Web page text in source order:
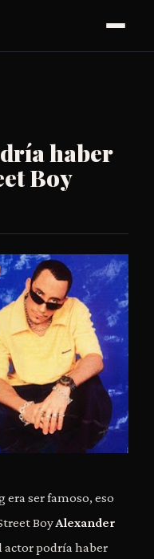
haber
Boy
era ser famoso, eso
BoyAlexander
actor podría haber